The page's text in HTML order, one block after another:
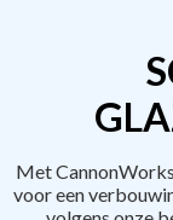
Met
voor een